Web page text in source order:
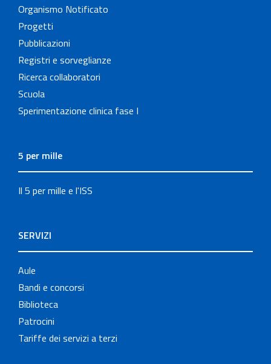
Organismo Notificato
Progetti
Pubblicazioni
Registri e sorveglianze
Ricerca collaboratori
Scuola
Sperimentazione clinica fase I
5 per mille
Il 5 per mille e l'ISS
SERVIZI
Aule
Bandi e concorsi
Biblioteca
Patrocini
Tariffe dei servizi a terzi